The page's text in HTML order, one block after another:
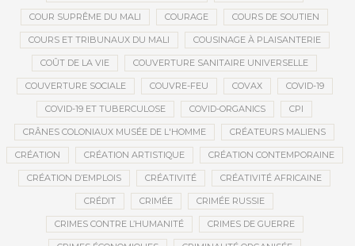
COUR SUPRÊME DU MALI COURAGE COURS DE SOUTIEN
COURS ET TRIBUNAUX DU MALI COUSINAGE À PLAISANTERIE
COÛT DE LA VIE COUVERTURE SANITAIRE UNIVERSELLE
COUVERTURE SOCIALE COUVRE-FEU COVAX COVID-19
COVID-19 ET TUBERCULOSE COVID-ORGANICS CPI
CRÂNES COLONIAUX MUSÉE DE L'HOMME CRÉATEURS MALIENS
CRÉATION CRÉATION ARTISTIQUE CRÉATION CONTEMPORAINE
CRÉATION D’EMPLOIS CRÉATIVITÉ CRÉATIVITÉ AFRICAINE
CRÉDIT CRIMÉE CRIMÉE RUSSIE
CRIMES CONTRE L’HUMANITÉ CRIMES DE GUERRE